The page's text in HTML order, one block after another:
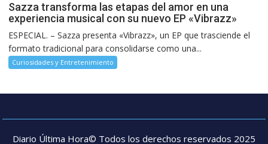
Sazza transforma las etapas del amor en una
experiencia musical con su nuevo EP «Vibrazz»
ESPECIAL. – Sazza presenta «Vibrazz», un EP que trasciende el
formato tradicional para consolidarse como una...
Curiosidades y Entretenimiento
Diario Última Hora© Todos los derechos reservados 2025